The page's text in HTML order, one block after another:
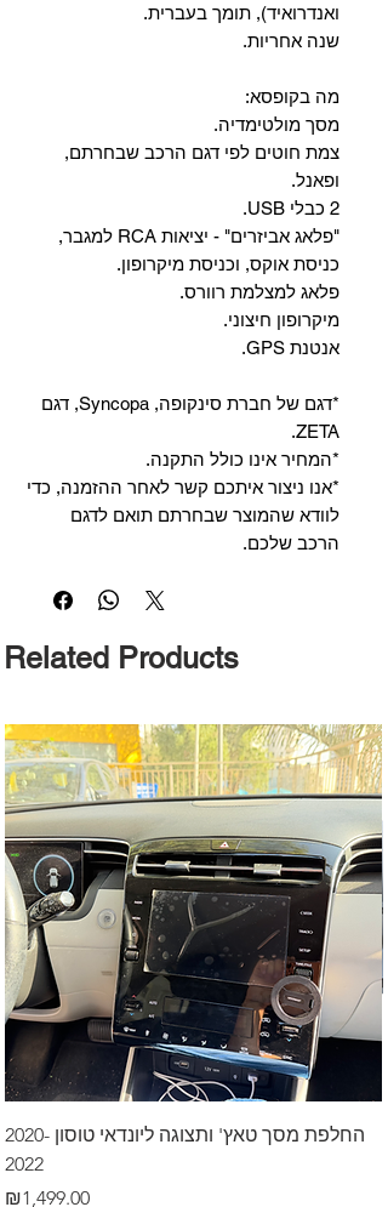
ואנדרואיד), תומך בעברית.
שנה אחריות.
מה בקופסא:
מסך מולטימדיה.
צמת חוטים לפי דגם הרכב שבחרתם,
ופאנל.
2 כבלי USB.
"פלאג אביזרים" - יציאות RCA למגבר,
כניסת אוקס, וכניסת מיקרופון.
פלאג למצלמת רוורס.
מיקרופון חיצוני.
אנטנת GPS.
*דגם של חברת סינקופה, Syncopa, דגם
ZETA.
*המחיר אינו כולל התקנה.
*אנו ניצור איתכם קשר לאחר ההזמנה, כדי
לוודא שהמוצר שבחרתם תואם לדגם
הרכב שלכם.
Related Products
החלפת מסך טאץ' ותצוגה ליונדאי טוסון 2020-
2022
Price
₪1,499.00